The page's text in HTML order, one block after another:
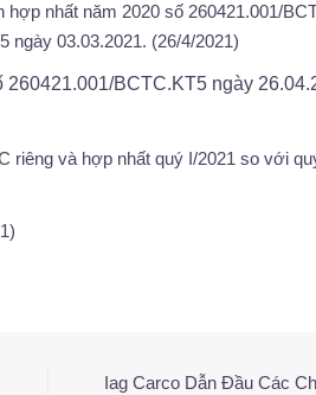
nhất năm 2020 số 260421.001/
ngày 03.03.2021. (26/4/2021)
BCTC.KT5 ngày
riêng và hợp nhất quý I/2021 so với
Iag Carco Dẫn Đầu Các